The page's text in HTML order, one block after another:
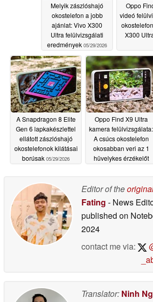
Melyik zászlóshajó
okostelefon a jobb
ajánlat: Vivo X300
Ultra felülvizsgálati
eredmények 05/29/2026
Oppo
videó
X300
A Snapdragon 8 Elite
Gen 6 lapkakészlettel
ellátott zászlóshajó
okostelefonok kilátásai
borúsak 05/29/2026
Oppo Find X9 Ultra
kamera felülvizsgálata:
A csúcs okostelefon
okosabban veri az 1
hüvelykes érzékelőt
Editor of the
Fating - News
published on
2024
contact me via:
Translator: Ninh